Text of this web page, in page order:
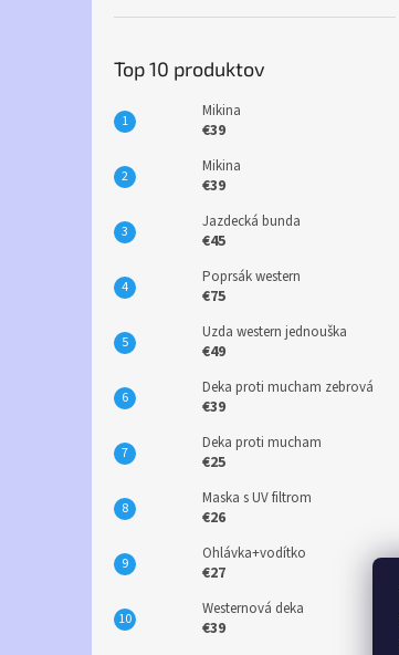
Top 10 produktov
Mikina
€39
Mikina
€39
Jazdecká bunda
€45
Poprsák western
€75
Uzda western jednouška
€49
Deka proti mucham zebrová
€39
Deka proti mucham
€25
Maska s UV filtrom
€26
Ohlávka+vodítko
€27
Westernová deka
€39